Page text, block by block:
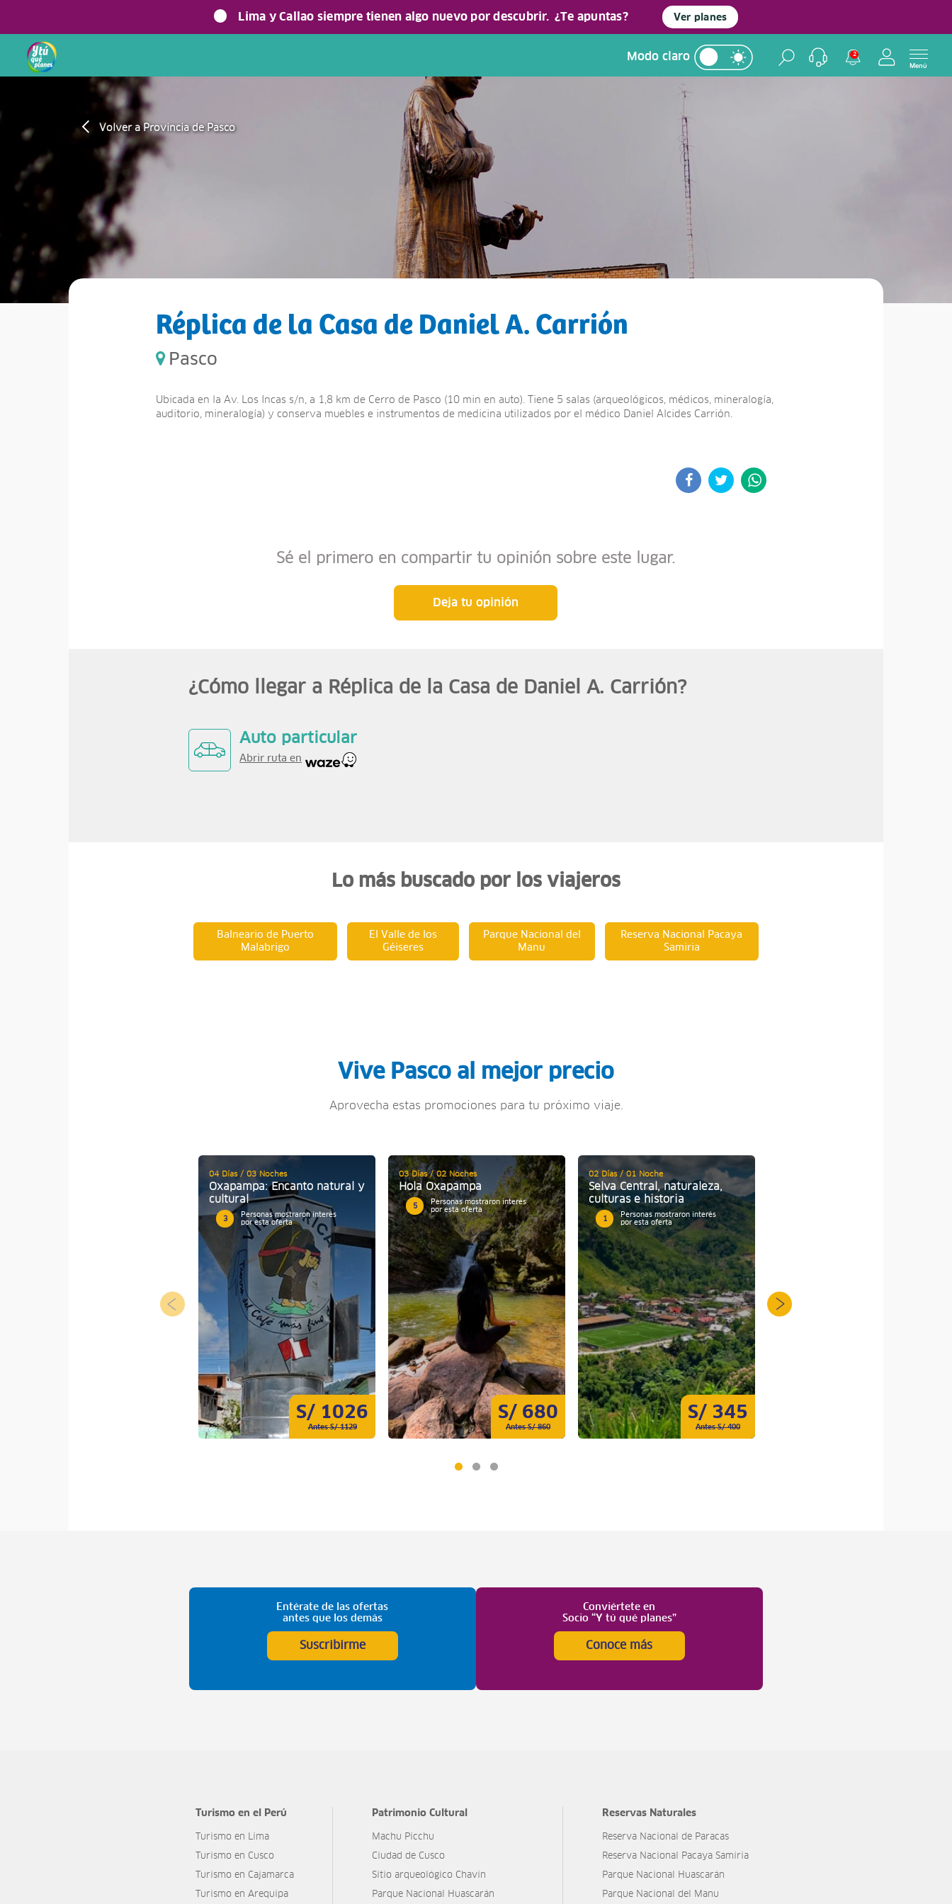
Lima y Callao siempre tienen algo nuevo por descubrir. ¿Te apuntas? Ver planes
Modo claro 2
Menú
Volver a Provincia de Pasco
Réplica de la Casa de Daniel A. Carrión
Pasco
Ubicada en la Av. Los Incas s/n, a 1,8 km de Cerro de Pasco (10 min en auto). Tiene 5 salas (arqueológicos, médicos, mineralogía,
auditorio, mineralogía) y conserva muebles e instrumentos de medicina utilizados por el médico Daniel Alcides Carrión.
Sé el primero en compartir tu opinión sobre este lugar.
Deja tu opinión
¿Cómo llegar a Réplica de la Casa de Daniel A. Carrión?
Auto particular
Abrir ruta en
Lo más buscado por los viajeros
Balneario de Puerto
Malabrigo
El Valle de los
Géiseres
Parque Nacional del
Manu
Reserva Nacional Pacaya
Samiria
Vive Pasco al mejor precio
Aprovecha estas promociones para tu próximo viaje.
S/ 1026
Antes S/ 1129
04 Días / 03 Noches
Oxapampa: Encanto natural y
cultural
3
Personas mostraron interés
por esta oferta
S/ 680
Antes S/ 860
03 Días / 02 Noches
Hola Oxapampa
5
Personas mostraron interés
por esta oferta
S/ 345
Antes S/ 400
02 Días / 01 Noche
Selva Central, naturaleza,
culturas e historia
1
Personas mostraron interés
por esta oferta
Entérate de las ofertas
antes que los demás
Suscribirme
Conviértete en
Socio “Y tú qué planes”
Conoce más
Turismo en el Perú
Turismo en Lima
Turismo en Cusco
Turismo en Cajamarca
Turismo en Arequipa
Patrimonio Cultural
Machu Picchu
Ciudad de Cusco
Sitio arqueológico Chavín
Parque Nacional Huascarán
Reservas Naturales
Reserva Nacional de Paracas
Reserva Nacional Pacaya Samiria
Parque Nacional Huascarán
Parque Nacional del Manu